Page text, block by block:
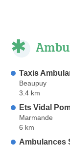
Taxis
Beaupuy
3.4 km
Ets Vidal
Marmande
6 km
Ambulances